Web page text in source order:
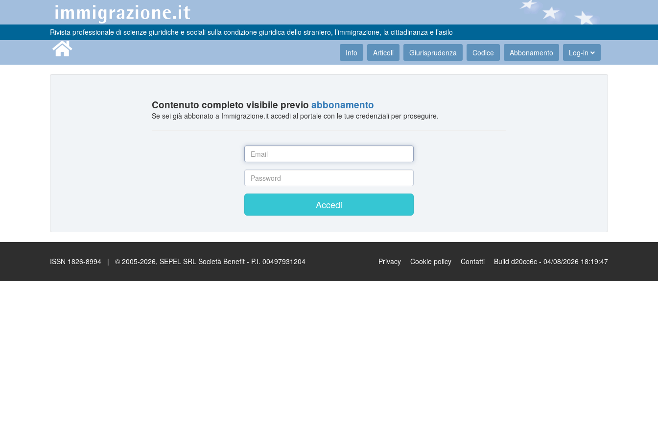
Rivista professionale di scienze giuridiche e sociali sulla condizione giuridica dello straniero, l’immigrazione, la cittadinanza e l’asilo
Info Articoli Giurisprudenza Codice Abbonamento Log-in
Contenuto completo visibile previoabbonamento
Se sei già abbonato a Immigrazione.it accedi al portale con le tue credenziali per proseguire.
Accedi
ISSN 1826-8994 | © 2005-2026, SEPEL SRL Società Benefit - P.I. 00497931204 Privacy Cookie policy Contatti Build d20cc6c - 04/08/2026 18:19:47